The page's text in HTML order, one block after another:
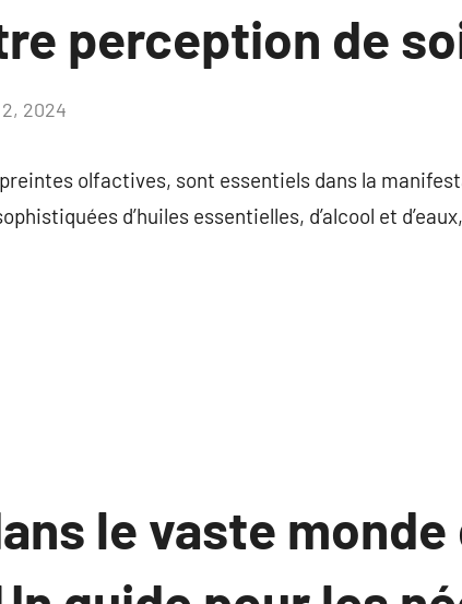
perception de
2024
olfactives, sont essentiels dans la
d’huiles essentielles, d’alcool et
le vaste monde